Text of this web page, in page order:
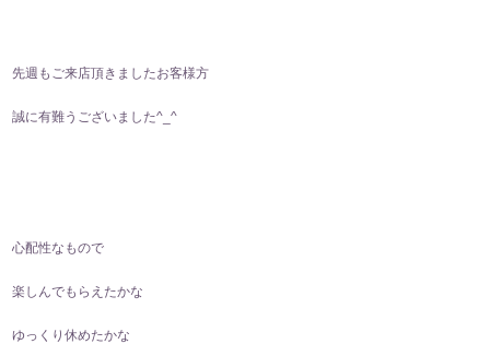
先週もご来店頂きましたお客様方
誠に有難うございました^⁠_⁠^
心配性なもので
楽しんでもらえたかな
ゆっくり休めたかな